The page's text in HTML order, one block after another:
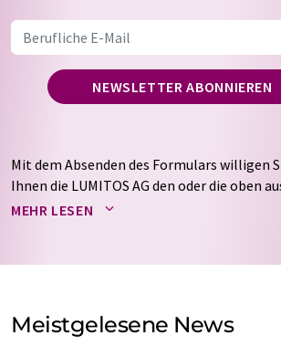
NEWSLETTER ABONNIEREN
Mit dem Absenden des Formulars willigen
Ihnen die LUMITOS AG den oder die oben
Newsletter per E-Mail zusendet. Ihre Daten
auf Basis unsererDatenschutzerklärung.
Meinungsforschung per E-Mail
Einwilligung können Sie jederzeit ohne
MEHR LESEN
Meistgelesene News